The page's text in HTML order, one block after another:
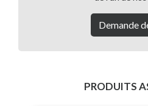
Demande
PRODUITS